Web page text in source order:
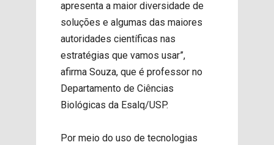
apresenta a maior diversidade de
soluções e algumas das maiores
autoridades científicas nas
estratégias que vamos usar”,
afirma Souza, que é professor no
Departamento de Ciências
Biológicas da Esalq/USP.
Por meio do uso de tecnologias